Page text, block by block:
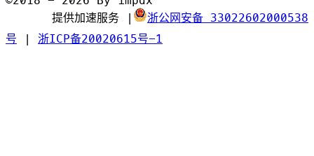
提供加速服务 |
浙公网安备 33022602000538
号 | 浙ICP备20020615号-1